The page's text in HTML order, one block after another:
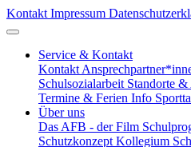
Kontakt Impressum
Service & Kontakt
Kontakt
Schulsozialarbeit Standorte
Termine & Ferien Info
Über uns
Das AFB - der Film
Schutzkonzept Kollegium